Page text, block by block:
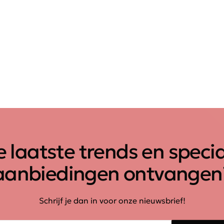
laatste trends en
Schrijf je dan in voor onze nieuwsbrief!